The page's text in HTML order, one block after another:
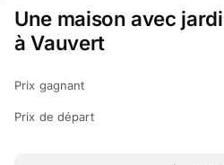
Une maison avec
à Vauvert
Prix gagnant
Prix de départ